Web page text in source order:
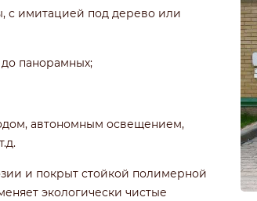
с имитацией под дерево или
до панорамных;
автономным освещением,
и покрыт стойкой полимерной
экологически чистые